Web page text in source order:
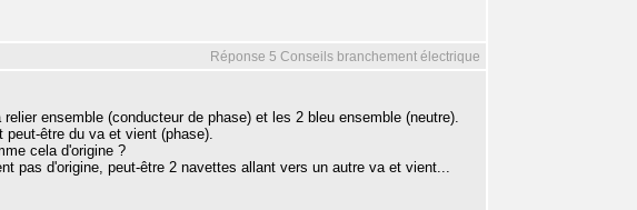
Réponse 5 Conseils branchement électrique
ensemble (conducteur de phase) et les 2 bleu ensemble (neutre).
être du va et vient (phase).
cela d'origine ?
pas d'origine, peut-être 2 navettes allant vers un autre va et vient...